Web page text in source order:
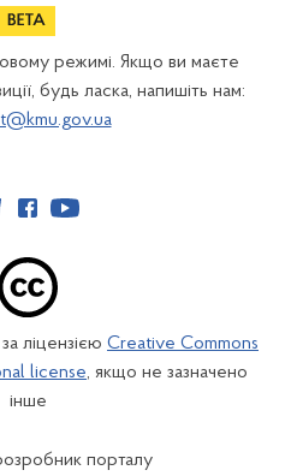
режимі. Якщо ви маєте
будь ласка, напишіть нам:
ліцензією Creative Commons
license, якщо не зазначено
інше
порталу